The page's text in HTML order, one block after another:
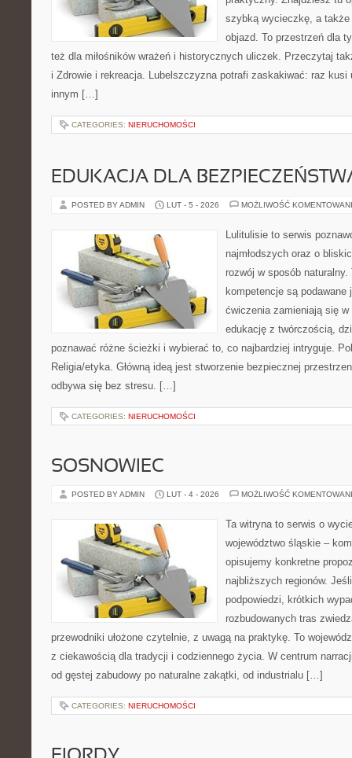
szybką wycieczkę, a także
objazd. To przestrzeń dla
też dla miłośników wrażeń i historycznych uliczek. Przeczytaj
i Zdrowie i rekreacja. Lubelszczyzna potrafi zaskakiwać: raz
innym […]
CATEGORIES: NIERUCHOMOŚCI
EDUKACJA DLA
POSTED BY ADMIN LUT - 5 - 2026 MOŻLIWOŚĆ
Lulitulisie to serwis
najmłodszych oraz o
rozwój w sposób
kompetencje są
ćwiczenia zamieniają się w
edukację z twórczością,
poznawać różne ścieżki i wybierać to, co najbardziej intryguje.
Religia/etyka. Główną ideą jest stworzenie bezpiecznej
odbywa się bez stresu. […]
CATEGORIES: NIERUCHOMOŚCI
SOSNOWIEC
POSTED BY ADMIN LUT - 4 - 2026 MOŻLIWOŚĆ
Ta witryna to serwis o
województwo śląskie –
opisujemy konkretne
najbliższych regionów.
podpowiedzi, krótkich
rozbudowanych tras
przewodniki ułożone czytelnie, z uwagą na praktykę. To
z ciekawością dla tradycji i codziennego życia. W centrum
od gęstej zabudowy po naturalne zakątki, od industrialu […]
CATEGORIES: NIERUCHOMOŚCI